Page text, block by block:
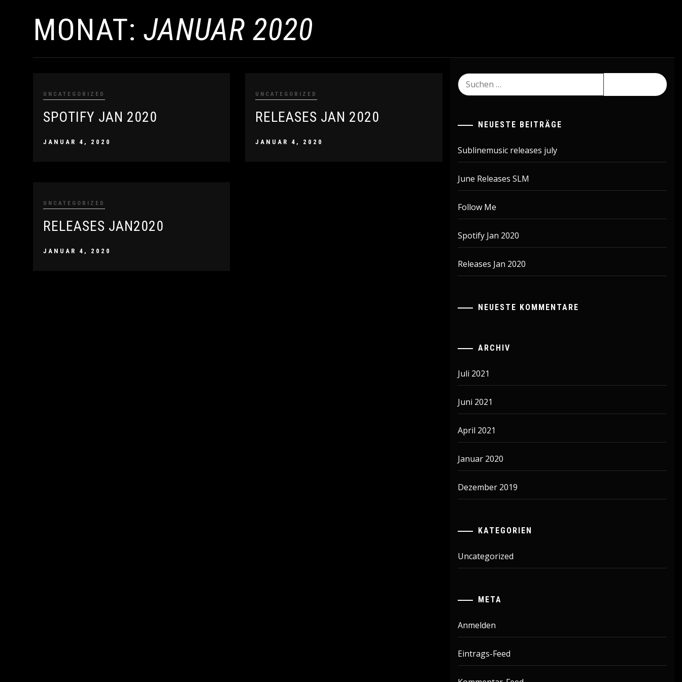
MONAT: JANUAR 2020
UNCATEGORIZED
SPOTIFY JAN 2020
JANUAR 4, 2020
UNCATEGORIZED
RELEASES JAN 2020
JANUAR 4, 2020
UNCATEGORIZED
RELEASES JAN2020
JANUAR 4, 2020
Suchen
nach:
NEUESTE BEITRÄGE
Sublinemusic releases july
June Releases SLM
Follow Me
Spotify Jan 2020
Releases Jan 2020
NEUESTE KOMMENTARE
ARCHIV
Juli 2021
Juni 2021
April 2021
Januar 2020
Dezember 2019
KATEGORIEN
Uncategorized
META
Anmelden
Eintrags-Feed